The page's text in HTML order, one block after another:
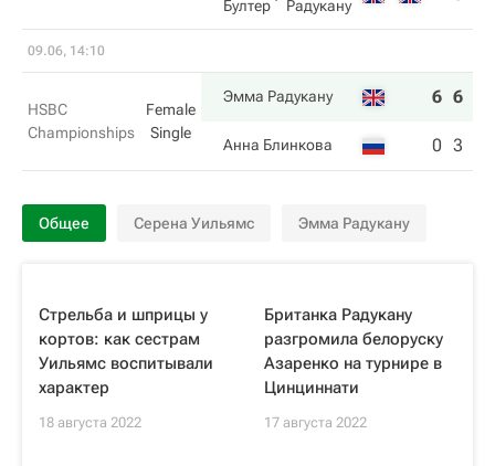
Бултер Радукану
09.06, 14:10
HSBC
Championships
Female
Single
Эмма Радукану 6 6
Анна Блинкова 0 3
Общее Серена Уильямс Эмма Радукану
Стрельба и шприцы у
кортов: как сестрам
Уильямс воспитывали
характер
18 августа 2022
Британка Радукану
разгромила белоруску
Азаренко на турнире в
Цинциннати
17 августа 2022